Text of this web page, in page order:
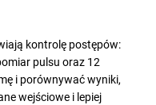
kontrolę postępów:
pulsu oraz 12
i porównywać wyniki,
wejściowe i lepiej